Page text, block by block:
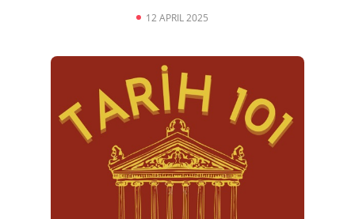
12 APRIL 2025